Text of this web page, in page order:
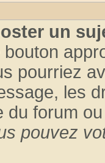
un
pourriez
les
du forum
pouvez